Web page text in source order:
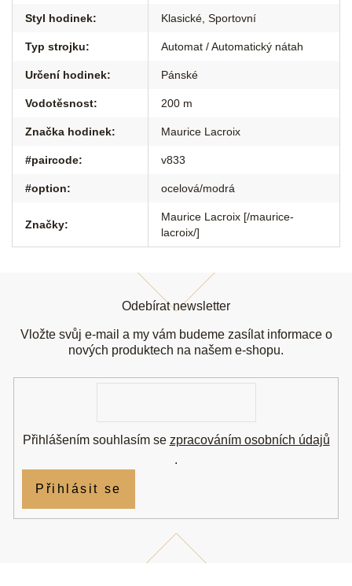
Styl hodinek: Klasické Sportovní
Typ strojku: Automat / Automatický nátah
Určení hodinek: Pánské
Vodotěsnost: 200 m
Značka hodinek: Maurice Lacroix
#paircode: v833
#option: ocelová/modrá
Značky:
Maurice Lacroix [/maurice-
lacroix/]
Odebírat newsletter
Vložte svůj e-mail a my vám budeme zasílat informace o
nových produktech na našem e-shopu.
Přihlášením souhlasím se zpracováním osobních údajů
.
Přihlásit se